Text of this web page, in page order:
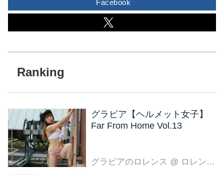
Facebook
グラビア【ヘルメット女子】
Far From Home Vol.13
グラビアのロレンス @ ロレンス編集部